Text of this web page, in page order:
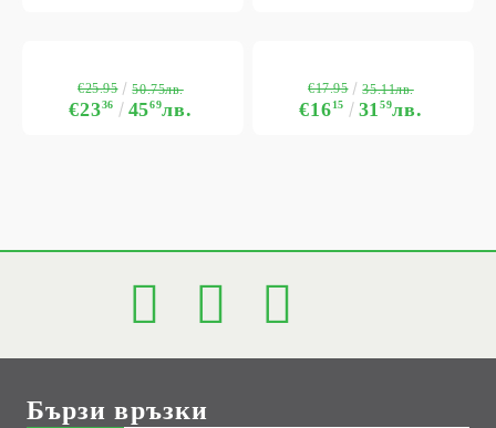
€2336 4569лв.
€25.95 50.75лв.
€1615 3159лв.
€17.95 35.11лв.
Бързи връзки